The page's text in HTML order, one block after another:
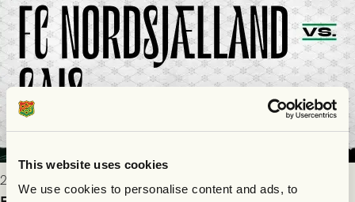
This website uses cookies
We use cookies to personalise content and ads, to
2026-07-28 17:36